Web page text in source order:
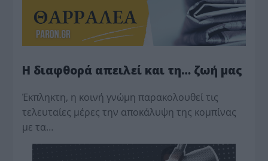
Η διαφθορά απειλεί και τη… ζωή μας
Έκπληκτη, η κοινή γνώμη παρακολουθεί τις
τελευταίες μέρες την αποκάλυψη της κο­μπίνας
με τα…